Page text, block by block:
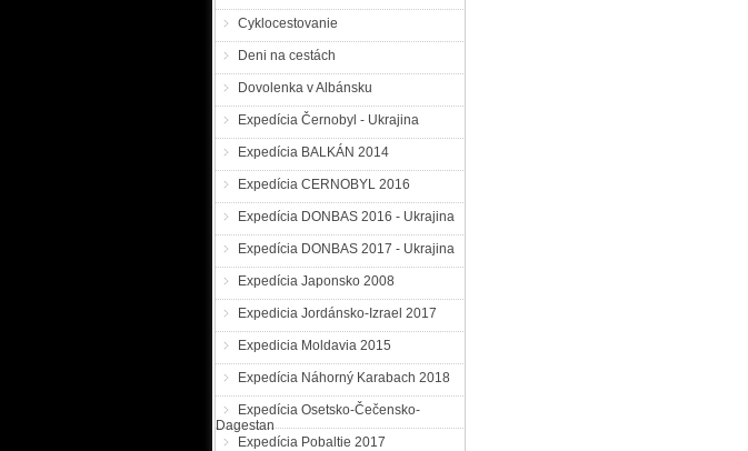
Cyklocestovanie
Deni na cestách
Dovolenka v Albánsku
Expedícia Černobyl - Ukrajina
Expedícia BALKÁN 2014
Expedícia CERNOBYL 2016
Expedícia DONBAS 2016 - Ukrajina
Expedícia DONBAS 2017 - Ukrajina
Expedícia Japonsko 2008
Expedicia Jordánsko-Izrael 2017
Expedicia Moldavia 2015
Expedícia Náhorný Karabach 2018
Expedícia Osetsko-Čečensko-
Dagestan
Expedícia Pobaltie 2017